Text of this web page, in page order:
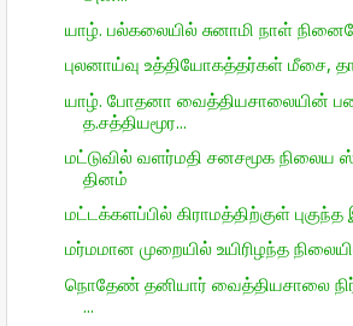
யாழ். பல்கலையில் சுனாமி நாள்
புலனாய்வு உத்தியோகத்தர்கள் மீசை,
யாழ். போதனா வைத்தியசாலையின்
த.சத்தியமூர...
மட்டுவில் வளர்மதி சனசமூக நிலைய
தினம்
மட்டக்களப்பில் கிராமத்திற்குள் புகுந்த
மர்மமான முறையில் உயிரிழந்த
நொதேண் தனியார் வைத்தியசாலை
...